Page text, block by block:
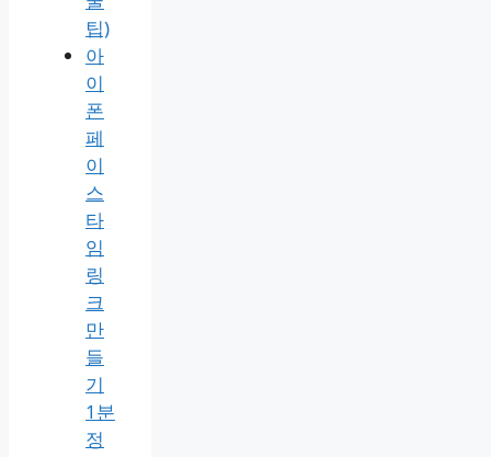
팁)
아
이
폰
페
이
스
타
임
링
크
만
들
기
1분
정